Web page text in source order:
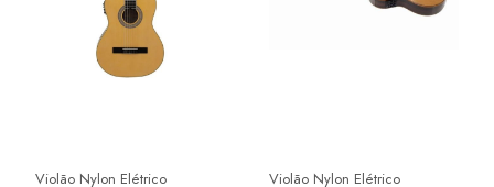
Violão Nylon Elétrico Violão Nylon Elétrico